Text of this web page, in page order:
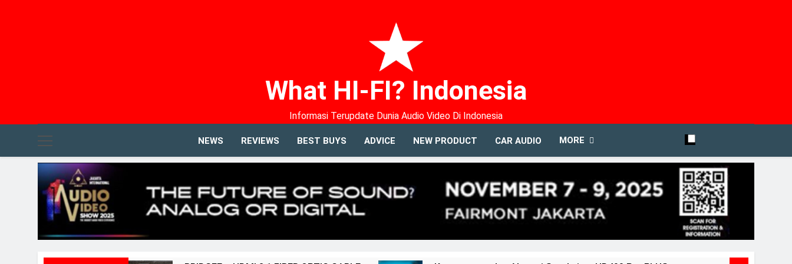
What HI-FI? Indonesia
Informasi Terupdate Dunia Audio Video Di Indonesia
NEWS REVIEWS BEST BUYS ADVICE NEW PRODUCT CAR AUDIO MORE